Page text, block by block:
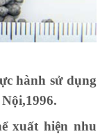
hành sử dụng
xuất hiện nhu